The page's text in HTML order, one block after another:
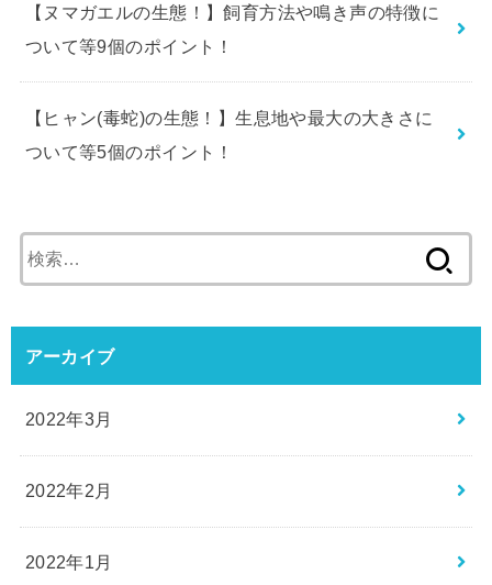
【ヌマガエルの生態！】飼育方法や鳴き声の特徴に
ついて等9個のポイント！
【ヒャン(毒蛇)の生態！】生息地や最大の大きさに
ついて等5個のポイント！
索:
アーカイブ
2022年3月
2022年2月
2022年1月